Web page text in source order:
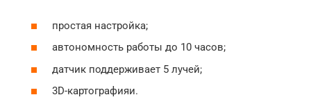
простая настройка;
автономность работы до 10 часов;
датчик поддерживает 5 лучей;
3D-картографияи.